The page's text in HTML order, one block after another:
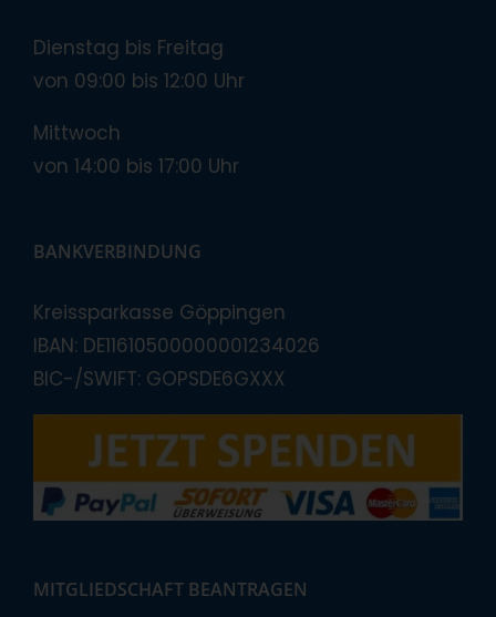
Dienstag bis Freitag
von 09:00 bis 12:00 Uhr
Mittwoch
von 14:00 bis 17:00 Uhr
BANKVERBINDUNG
Kreissparkasse Göppingen
IBAN: DE11610500000001234026
BIC-/SWIFT: GOPSDE6GXXX
MITGLIEDSCHAFT BEANTRAGEN